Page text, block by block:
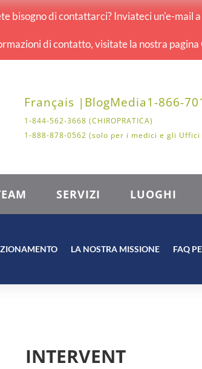
bisogno di contattarci? Inviateci un'e-mail a
di contatto, visitate la nostra
Français | BlogMedia1-866-
1-844-562-3668 (CHIROPRATICA)
1-888-878-0562 (solo per i medici e gli Uffici
SERVIZI LUOGHI
LA NOSTRA MISSIONE FAQ
INTERVENT